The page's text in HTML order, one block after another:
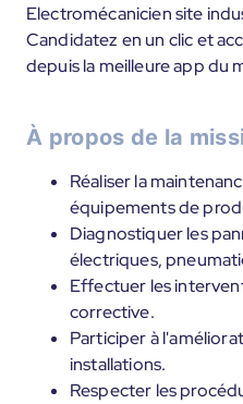
Electromécanicien site
Candidatez en un clic et
depuis la meilleure app du
À propos de la
Réaliser la
équipements de
Diagnostiquer les
électriques,
Effectuer les
corrective.
Participer à
installations.
Respecter les